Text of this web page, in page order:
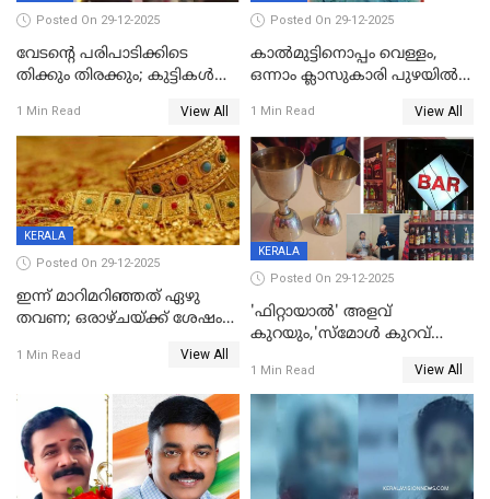
Posted On 29-12-2025
വേടന്റെ പരിപാടിക്കിടെ
തിക്കും തിരക്കും; കുട്ടികള്‍
പരിക്ക്; പാളം മറികടന്ന
യുവാവ് ട്രെയിന്‍ തട്ടി മരിച്ചു
1 Min Read View All
Posted On 29-12-2025
കാൽമുട്ടിനൊപ്പം വെള്ളം,
ഒന്നാം ക്ലാസുകാരി പുഴയിൽ
കുട്ടികൾക്കൊപ്പം
കളിക്കുന്നതിനിടെ
1 Min Read View All
KERALA
Posted On 29-12-2025
ഇന്ന് മാറിമറിഞ്ഞത് ഏഴു
തവണ; ഒരാഴ്ചയ്ക്ക് ശേഷം
1 Min Read View All
KERALA
Posted On 29-12-2025
'ഫിറ്റായാൽ' അളവ്
കുറയും,'സ്‌മോൾ കുറവ്
പിഴ
1 Min Read View All